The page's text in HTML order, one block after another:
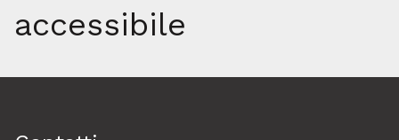
accessibile